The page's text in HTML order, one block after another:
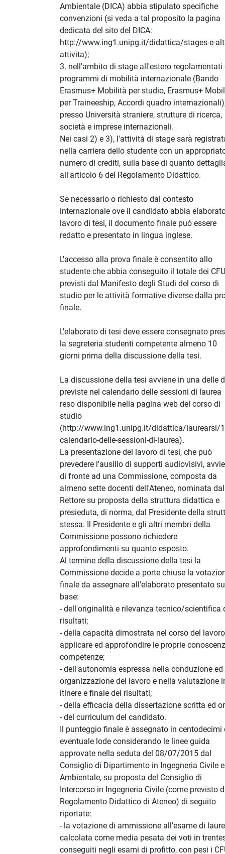
Ambientale (DICA) abbia stipulato specifiche
convenzioni (si veda a tal proposito la pagina
dedicata del sito del DICA:
http://www.ing1.unipg.it/didattica/stages-e-
attivita);
3. nell'ambito di stage all'estero regolamentati
programmi di mobilità internazionale (Bando
Erasmus+ Mobilità per studio, Erasmus+
per Traineeship, Accordi quadro
presso Università straniere, strutture di ricerca,
società e imprese internazionali.
Nei casi 2) e 3), l'attività di stage sarà
nella carriera dello studente con un
numero di crediti, sulla base di quanto
all'articolo 6 del Regolamento Didattico.
Se necessario o richiesto dal contesto
internazionale ove il candidato abbia
lavoro di tesi, il documento finale può essere
redatto e presentato in lingua inglese.
L'accesso alla prova finale è consentito allo
studente che abbia conseguito il totale dei CFU
previsti dal Manifesto degli Studi del corso di
studio per le attività formative diverse dalla
finale.
L'elaborato di tesi deve essere consegnato
la segreteria studenti competente almeno 10
giorni prima della discussione della tesi.
La discussione della tesi avviene in una delle
previste nel calendario delle sessioni di laurea
reso disponibile nella pagina web del corso di
studio
(http://www.ing1.unipg.it/didattica/laurearsi/
calendario-delle-sessioni-di-laurea).
La presentazione del lavoro di tesi, che può
prevedere l'ausilio di supporti audiovisivi,
di fronte ad una Commissione, composta da
almeno sette docenti dell'Ateneo, nominata dal
Rettore su proposta della struttura didattica e
presieduta, di norma, dal Presidente della
stessa. Il Presidente e gli altri membri della
Commissione possono richiedere
approfondimenti su quanto esposto.
Al termine della discussione della tesi la
Commissione decide a porte chiuse la
finale da assegnare all'elaborato presentato
base:
- dell'originalità e rilevanza tecnico/scientifica
risultati;
- della capacità dimostrata nel corso del
applicare ed approfondire le proprie
competenze;
- dell'autonomia espressa nella conduzione ed
organizzazione del lavoro e nella valutazione
itinere e finale dei risultati;
- della efficacia della dissertazione scritta ed
- del curriculum del candidato.
Il punteggio finale è assegnato in centodecimi
eventuale lode considerando le linee guida
approvate nella seduta del 08/07/2015 dal
Consiglio di Dipartimento in Ingegneria Civile e
Ambientale, su proposta del Consiglio di
Intercorso in Ingegneria Civile (come previsto
Regolamento Didattico di Ateneo) di seguito
riportate:
- la votazione di ammissione all'esame di
calcolata come media pesata dei voti in
conseguiti negli esami di profitto, con pesi i